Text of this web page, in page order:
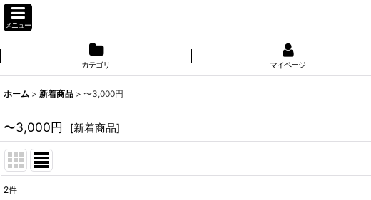
メニュー
カテゴリ マイページ
ホーム > 新着商品 > 〜3,000円
〜3,000円 [新着商品]
2件